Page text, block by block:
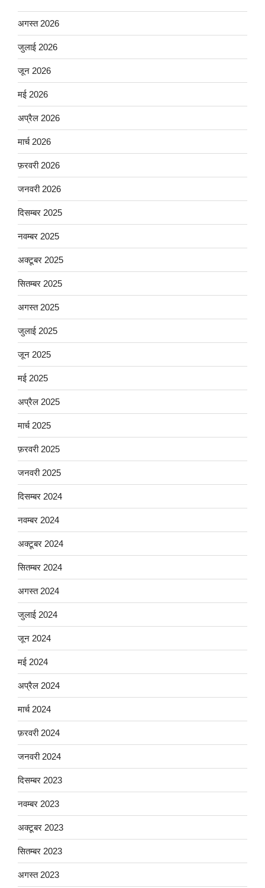
अगस्त 2026
जुलाई 2026
जून 2026
मई 2026
अप्रैल 2026
मार्च 2026
फ़रवरी 2026
जनवरी 2026
दिसम्बर 2025
नवम्बर 2025
अक्टूबर 2025
सितम्बर 2025
अगस्त 2025
जुलाई 2025
जून 2025
मई 2025
अप्रैल 2025
मार्च 2025
फ़रवरी 2025
जनवरी 2025
दिसम्बर 2024
नवम्बर 2024
अक्टूबर 2024
सितम्बर 2024
अगस्त 2024
जुलाई 2024
जून 2024
मई 2024
अप्रैल 2024
मार्च 2024
फ़रवरी 2024
जनवरी 2024
दिसम्बर 2023
नवम्बर 2023
अक्टूबर 2023
सितम्बर 2023
अगस्त 2023